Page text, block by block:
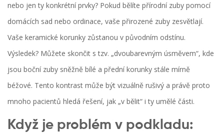
nebo jen ty konkrétní prvky? Pokud bělíte přírodní zuby pomocí
domácích sad nebo ordinace, vaše přirozené zuby zesvětlají.
Vaše keramické korunky zůstanou v původním odstínu.
Výsledek? Můžete skončit s tzv. „dvoubarevným úsměvem“, kde
jsou boční zuby sněžně bílé a přední korunky stále mírně
béžové. Tento kontrast může být vizuálně rušivý a právě proto
mnoho pacientů hledá řešení, jak „v bělit“ i ty umělé části.
Když je problém v podkladu: